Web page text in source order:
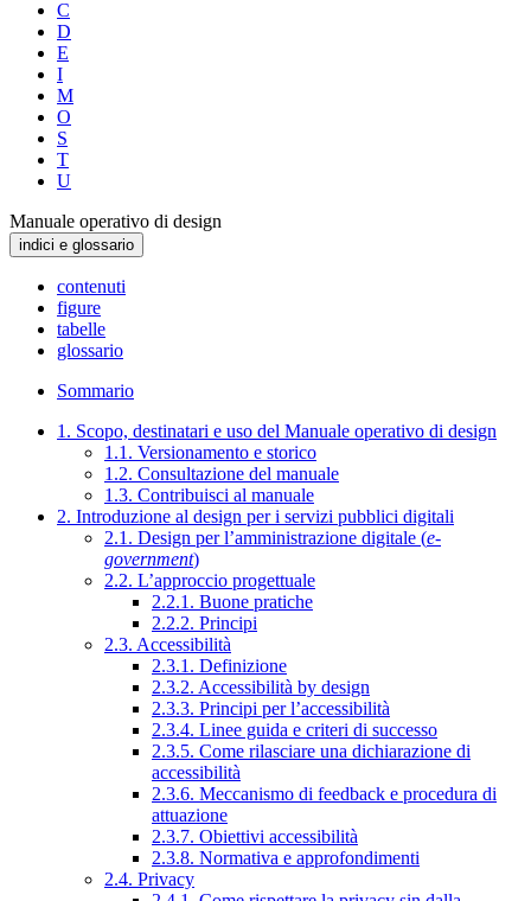
C
D
E
I
M
O
S
T
U
Manuale operativo di design
indici e glossario
contenuti
figure
tabelle
glossario
Sommario
1. Scopo, destinatari e uso del Manuale operativo di design
1.1. Versionamento e storico
1.2. Consultazione del manuale
1.3. Contribuisci al manuale
2. Introduzione al design per i servizi pubblici digitali
2.1. Design per l’amministrazione digitale (e-
government)
2.2. L’approccio progettuale
2.2.1. Buone pratiche
2.2.2. Principi
2.3. Accessibilità
2.3.1. Definizione
2.3.2. Accessibilità by design
2.3.3. Principi per l’accessibilità
2.3.4. Linee guida e criteri di successo
2.3.5. Come rilasciare una dichiarazione di
accessibilità
2.3.6. Meccanismo di feedback e procedura di
attuazione
2.3.7. Obiettivi accessibilità
2.3.8. Normativa e approfondimenti
2.4. Privacy